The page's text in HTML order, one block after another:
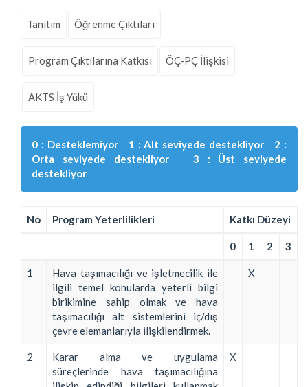
Tanıtım Öğrenme Çıktıları
Program Çıktılarına Katkısı ÖÇ-PÇ İlişkisi
AKTS İş Yükü
0 : Desteklemiyor 1 : Alt seviyede destekliyor 2 :
Orta seviyede destekliyor 3 : Üst seviyede
destekliyor
No Program Yeterlilikleri Katkı Düzeyi
0 1 2 3
1
Hava taşımacılığı ve işletmecilik ile
ilgili temel konularda yeterli bilgi
birikimine sahip olmak ve hava
taşımacılığı alt sistemlerini iç/dış
çevre elemanlarıyla ilişkilendirmek.
X
2
Karar alma ve uygulama
süreçlerinde hava taşımacılığına
X